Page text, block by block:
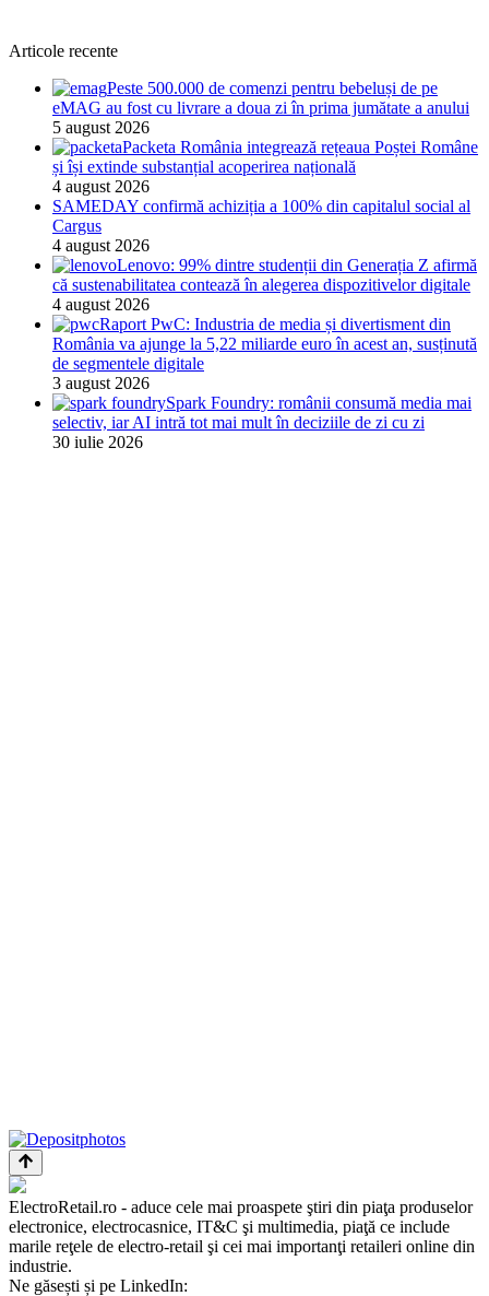
Articole recente
Peste 500.000 de comenzi pentru bebeluși de pe
eMAG au fost cu livrare a doua zi în prima jumătate a anului
5 august 2026
Packeta România integrează rețeaua Poștei Române
și își extinde substanțial acoperirea națională
4 august 2026
SAMEDAY confirmă achiziția a 100% din capitalul social al
Cargus
4 august 2026
Lenovo: 99% dintre studenții din Generația Z afirmă
că sustenabilitatea contează în alegerea dispozitivelor digitale
4 august 2026
Raport PwC: Industria de media și divertisment din
România va ajunge la 5,22 miliarde euro în acest an, susținută
de segmentele digitale
3 august 2026
Spark Foundry: românii consumă media mai
selectiv, iar AI intră tot mai mult în deciziile de zi cu zi
30 iulie 2026
ElectroRetail.ro - aduce cele mai proaspete ştiri din piaţa produselor
electronice, electrocasnice, IT&C şi multimedia, piaţă ce include
marile reţele de electro-retail şi cei mai importanţi retaileri online din
industrie.
Ne găsești și pe LinkedIn: